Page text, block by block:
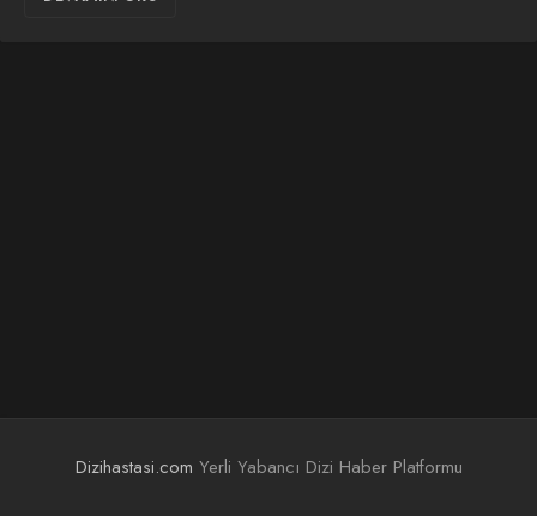
Dizihastasi.com Yerli Yabancı Dizi Haber Platformu